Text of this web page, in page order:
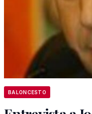
BALONCESTO